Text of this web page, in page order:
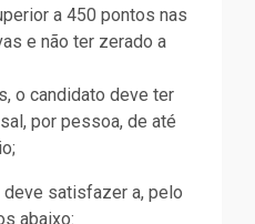
a 450 pontos nas
e não ter zerado a
o candidato deve ter
por pessoa, de até
satisfazer a, pelo
abaixo: